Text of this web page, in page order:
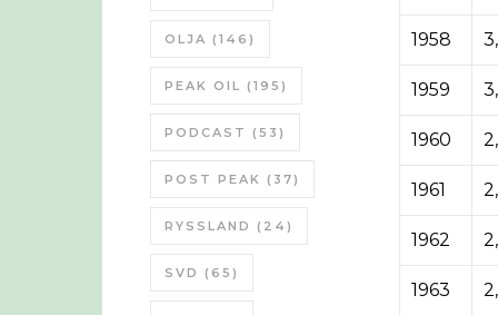
OLJA (146)
PEAK OIL (195)
PODCAST (53)
POST PEAK (37)
RYSSLAND (24)
SVD (65)
1958
1959
1960
1961
1962
1963